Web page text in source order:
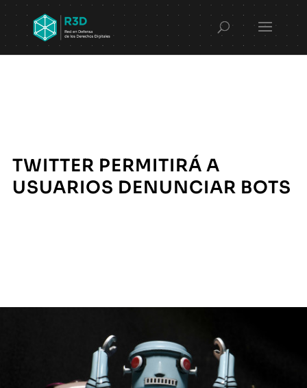
TWITTER PERMITIRÁ A
USUARIOS DENUNCIAR BOTS